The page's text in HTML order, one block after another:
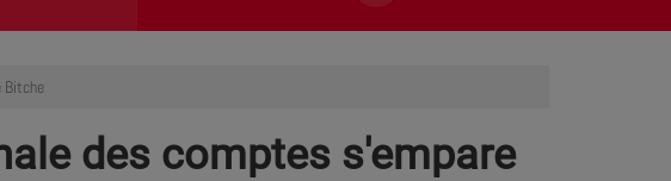
Bitche
des comptes s'empare